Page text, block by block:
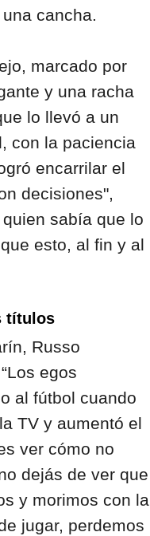
cancha.
marcado por
y una racha
lo llevó a un
con la paciencia
encarrilar el
decisiones",
sabía que lo
esto, al fin y al
títulos
Russo
egos
al fútbol cuando
TV y aumentó el
ver cómo no
dejás de ver que
y morimos con la
jugar, perdemos